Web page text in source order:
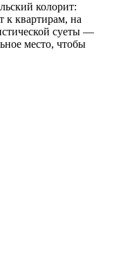
колорит:
к квартирам, на
суеты —
место, чтобы